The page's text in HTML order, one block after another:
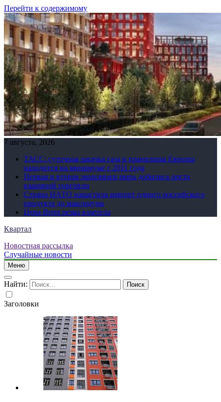
Перейти к содержимому
7 августа, 2026
ТАСС: суточная закачка газа в хранилища Европы
находится на минимуме с 2011 года
Первая и вторая экономики мира добились роста
взаимной торговли
Страна НАТО нарастила импорт одного российского
продукта до максимума
Цена Brent резко взлетела
Квартал
Новостная рассылка
Случайные новости
Меню
Найти:
Заголовки